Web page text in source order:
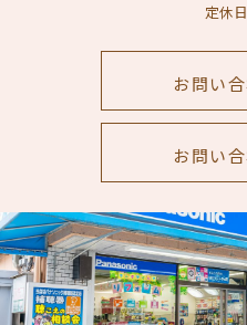
定休
お問い
お問い